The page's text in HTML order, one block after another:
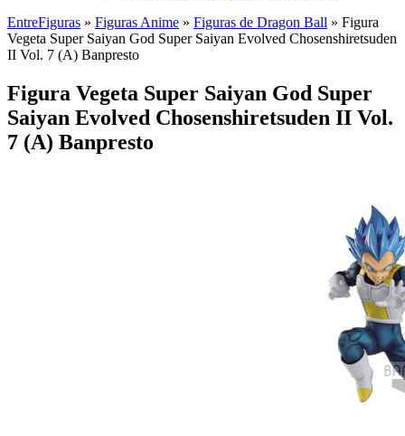
EntreFiguras » Figuras Anime » Figuras de Dragon Ball » Figura
Vegeta Super Saiyan God Super Saiyan Evolved Chosenshiretsuden
II Vol. 7 (A) Banpresto
Figura Vegeta Super Saiyan God Super
Saiyan Evolved Chosenshiretsuden II Vol.
7 (A) Banpresto